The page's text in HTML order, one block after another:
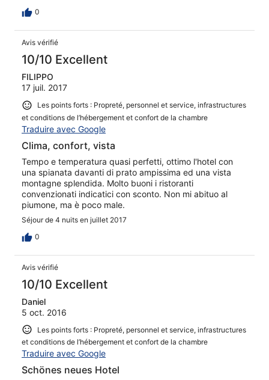
0
Avis vérifié
10/10 Excellent
FILIPPO
17 juil. 2017
Les points forts : Propreté, personnel et service, infrastructures
et conditions de l’hébergement et confort de la chambre
Traduire avec Google
Clima, confort, vista
Tempo e temperatura quasi perfetti, ottimo l'hotel con
una spianata davanti di prato ampissima ed una vista
montagne splendida. Molto buoni i ristoranti
convenzionati indicatici con sconto. Non mi abituo al
piumone, ma è poco male.
Séjour de 4 nuits en juillet 2017
0
Avis vérifié
10/10 Excellent
Daniel
5 oct. 2016
Les points forts : Propreté, personnel et service, infrastructures
et conditions de l’hébergement et confort de la chambre
Traduire avec Google
Schönes neues Hotel